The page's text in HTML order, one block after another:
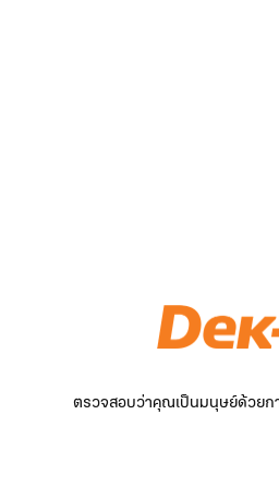
ตรวจสอบว่าคุณเป็นมนุษย์ด้วยก